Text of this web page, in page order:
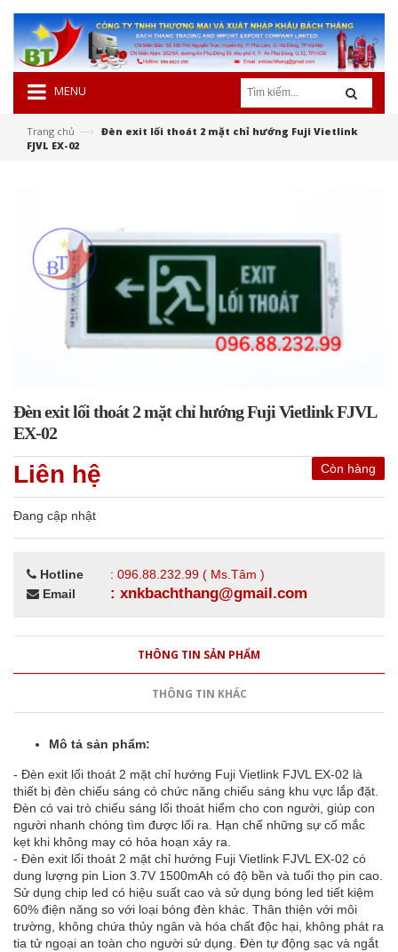
MENU
Trang chủ —› Đèn exit lối thoát 2 mặt chỉ hướng Fuji Vietlink
FJVL EX-02
Đèn exit lối thoát 2 mặt chỉ hướng Fuji Vietlink FJVL
EX-02
Còn hàng
Liên hệ
Đang cập nhật
Hotline
: 096.88.232.99 ( Ms.Tâm )
Email
: xnkbachthang@gmail.com
THÔNG TIN SẢN PHẨM
THÔNG TIN KHÁC
Mô tả sản phẩm:
- Đèn exit lối thoát 2 mặt chỉ hướng Fuji Vietlink FJVL EX-02 là
thiết bị đèn chiếu sáng có chức năng chiếu sáng khu vực lắp đặt.
Đèn có vai trò chiếu sáng lối thoát hiểm cho con người, giúp con
người nhanh chóng tìm được lối ra. Hạn chế những sự cố mắc
kẹt khi không may có hỏa hoạn xảy ra.
- Đèn exit lối thoát 2 mặt chỉ hướng Fuji Vietlink FJVL EX-02 có
dung lượng pin Lion 3.7V 1500mAh có độ bền và tuổi thọ pin cao.
Sử dụng chip led có hiệu suất cao và sử dụng bóng led tiết kiệm
60% điện năng so với loại bóng đèn khác. Thân thiện với môi
trường, không chứa thủy ngân và hóa chất độc hại, không phát ra
tia tử ngoại an toàn cho người sử dụng. Đèn tự động sạc và ngắt